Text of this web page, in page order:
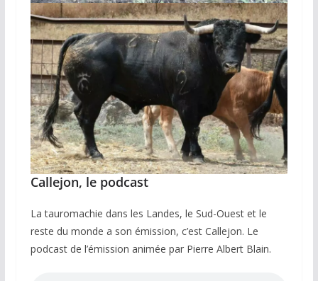
Callejon, le podcast
La tauromachie dans les Landes, le Sud-Ouest et le
reste du monde a son émission, c’est Callejon. Le
podcast de l’émission animée par Pierre Albert Blain.